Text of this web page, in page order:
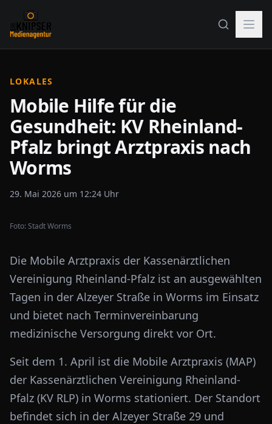
LOKALES
Mobile Hilfe für die
Gesundheit: KV Rheinland-
Pfalz bringt Arztpraxis nach
Worms
29. Mai 2026 um 12:24 Uhr
Foto:Stadt Worms
Die Mobile Arztpraxis der Kassenärztlichen
Vereinigung Rheinland-Pfalz ist an ausgewählten
Tagen in der Alzeyer Straße in Worms im Einsatz
und bietet nach Terminvereinbarung
medizinische Versorgung direkt vor Ort.
Seit dem 1. April ist die Mobile Arztpraxis (MAP)
der Kassenärztlichen Vereinigung Rheinland-
Pfalz (KV RLP) in Worms stationiert. Der Standort
befindet sich in der Alzeyer Straße 29 und